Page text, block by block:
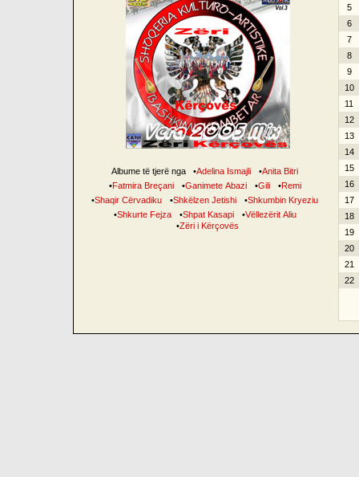
Albume të tjerë nga •Adelina Ismajli •Anita Bitri
•Fatmira Breçani •Ganimete Abazi •Gili •Remi
•Shaqir Cërvadiku •Shkëlzen Jetishi •Shkumbin Kryeziu
•Shkurte Fejza •Shpat Kasapi •Vëllezërit Aliu
•Zëri i Kërçovës
5
6
7
8
9
10
11
12
13
14
15
16
17
18
19
20
21
22